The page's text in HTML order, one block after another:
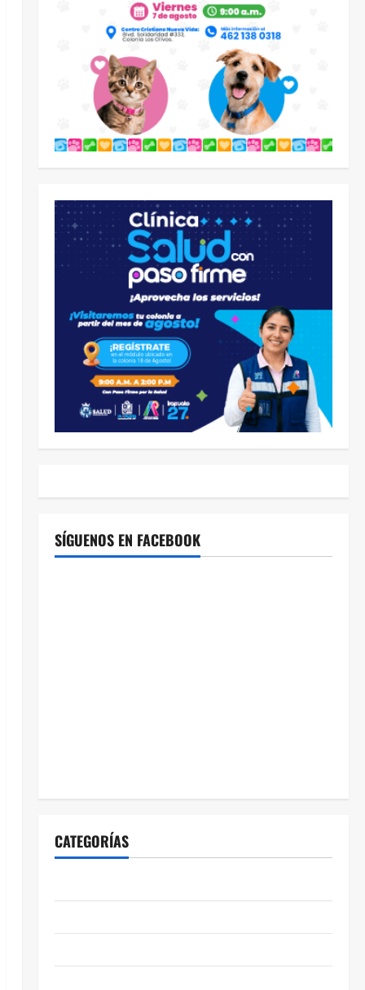
SÍGUENOS EN FACEBOOK
CATEGORÍAS